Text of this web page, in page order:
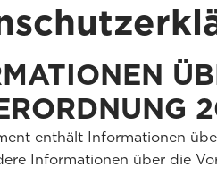
enthält Informationen
Informationen über die